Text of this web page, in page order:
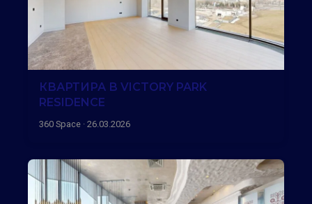
КВАРТИРА В VICTORY PARK
RESIDENCE
360 Space · 26.03.2026